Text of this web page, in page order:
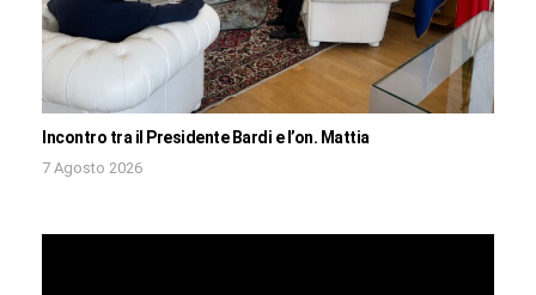
Incontro tra il Presidente Bardi e l’on. Mattia
7 Agosto 2026